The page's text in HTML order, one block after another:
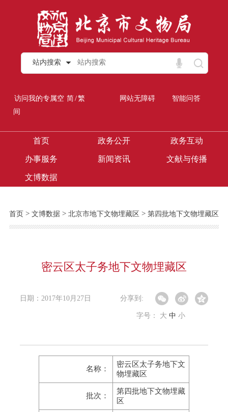
站内搜索
访问我的专属空
间
简/繁 网站无障碍 智能问答
首页 政务公开 政务互动
办事服务 新闻资讯 文献与传播
文博数据
首页> 文博数据> 北京市地下文物埋藏区> 第四批地下文物埋藏区
密云区太子务地下文物埋藏区
日期：2017年10月27日 分享到:
字号： 大 中 小
名称：
密云区太子务地下文
物埋藏区
批次：
第四批地下文物埋藏
区